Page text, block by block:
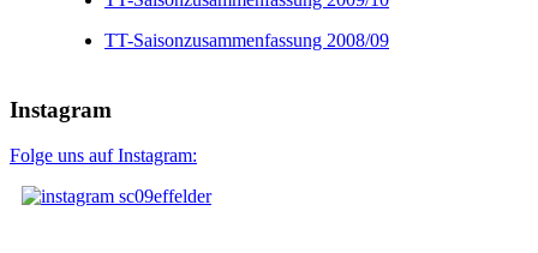
TT-Saisonzusammenfassung 2008/09
Instagram
Folge uns auf Instagram: